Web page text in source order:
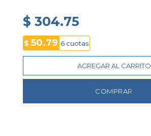
$ 304.75
$ 50.79 6 cuotas
AGREGAR AL CARRITO
COMPRAR